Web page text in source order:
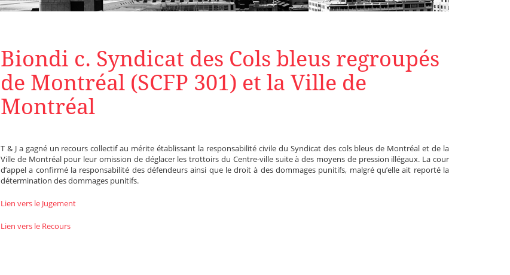
Biondi c. Syndicat des Cols bleus regroupés
de Montréal (SCFP 301) et la Ville de
Montréal
T & J a gagné un recours collectif au mérite établissant la responsabilité civile du Syndicat des cols bleus de Montréal et de la
Ville de Montréal pour leur omission de déglacer les trottoirs du Centre-ville suite à des moyens de pression illégaux. La cour
d’appel a confirmé la responsabilité des défendeurs ainsi que le droit à des dommages punitifs, malgré qu’elle ait reporté la
détermination des dommages punitifs.
Lien vers le Jugement
Lien vers le Recours